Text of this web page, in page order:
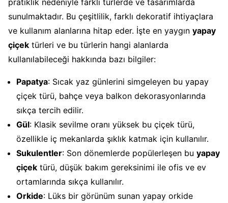
pratiklik nedeniyle farklı türlerde ve tasarımlarda
sunulmaktadır. Bu çeşitlilik, farklı dekoratif ihtiyaçlara
ve kullanım alanlarına hitap eder. İşte en yaygın yapay
çiçek türleri ve bu türlerin hangi alanlarda
kullanılabileceği hakkında bazı bilgiler:
Papatya: Sıcak yaz günlerini simgeleyen bu yapay
çiçek türü, bahçe veya balkon dekorasyonlarında
sıkça tercih edilir.
Gül: Klasik sevilme oranı yüksek bu çiçek türü,
özellikle iç mekanlarda şıklık katmak için kullanılır.
Sukulentler: Son dönemlerde popülerleşen bu yapay
çiçek türü, düşük bakım gereksinimi ile ofis ve ev
ortamlarında sıkça kullanılır.
Orkide: Lüks bir görünüm sunan yapay orkide